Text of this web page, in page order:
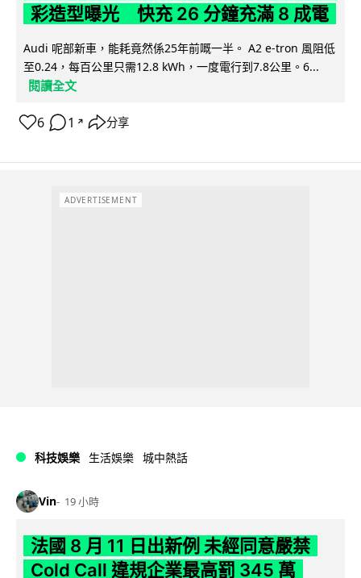
彩造型曝光 快充 26 分鐘充滿 8 成電
Audi 呢部新車，能耗竟然係25年前嘅一半。 A2 e-tron 風阻低
至0.24，每百公里只需12.8 kWh，一度電行到7.8公里。6...
閱讀全文
6 1 ↗ 分享
ADVERTISEMENT
科技娛樂 生活娛樂 城中熱話
Vin 19 小時
法國 8 月 11 日出新例 未經同意嚴禁
Cold Call 違規企業最高罰 345 萬